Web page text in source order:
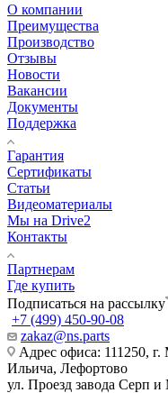
О компании
Преимущества
Производство
Отзывы
Новости
Вакансии
Документы
Поддержка
Гарантия
Сертификаты
Статьи
Видеоматериалы
Мы на Drive2
Контакты
Партнерам
Где купить
Подписаться на рассылку
+7 (499) 450-90-08
zakaz@ns.parts
Адрес офиса: 111250,
Ильича, Лефортово
ул. Проезд завода Серп и